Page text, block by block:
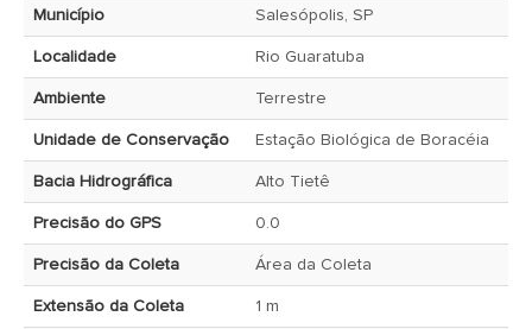
Município Salesópolis, SP
Localidade Rio Guaratuba
Ambiente Terrestre
Unidade de Conservação Estação Biológica de Boracéia
Bacia Hidrográfica Alto Tietê
Precisão do GPS 0.0
Precisão da Coleta Área da Coleta
Extensão da Coleta 1 m